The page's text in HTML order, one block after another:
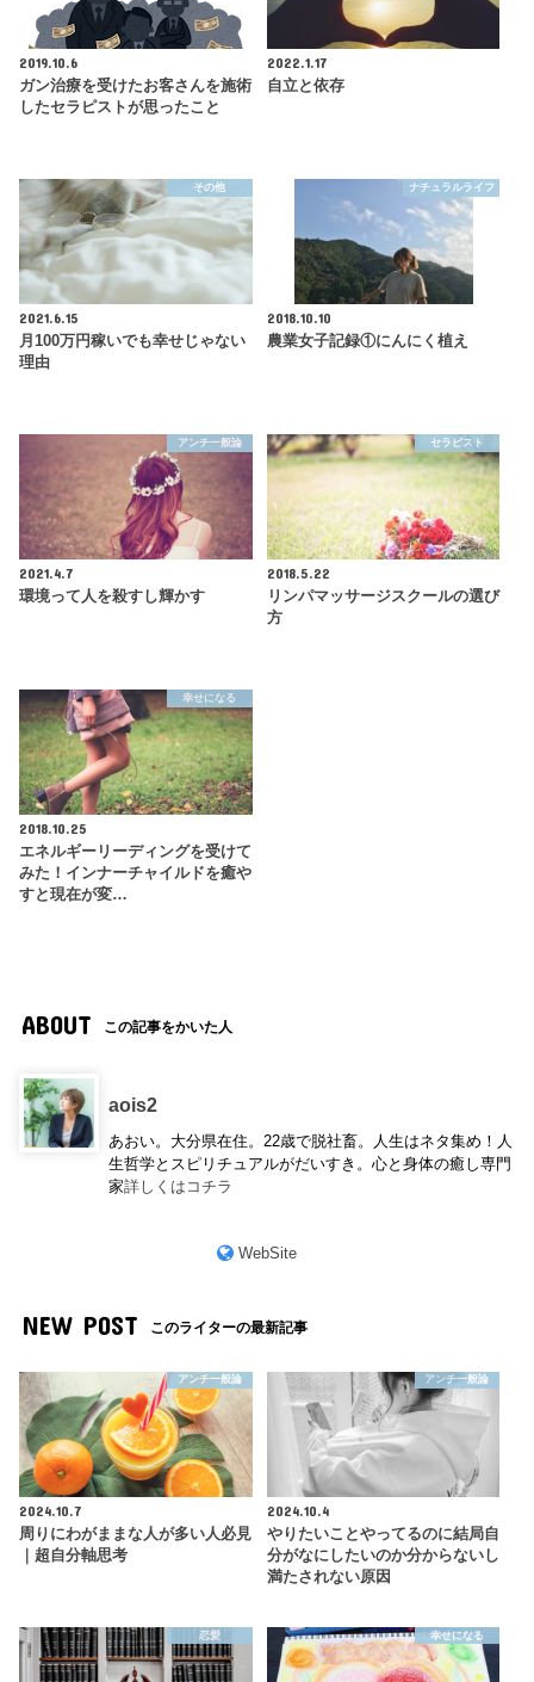
2019.10.6
ガン治療を受けたお客さんを施術
したセラピストが思ったこと
2022.1.17
自立と依存
その他
2021.6.15
月100万円稼いでも幸せじゃない
理由
ナチュラルライフ
2018.10.10
農業女子記録①にんにく植え
アンチ一般論
2021.4.7
環境って人を殺すし輝かす
セラピスト
2018.5.22
リンパマッサージスクールの選び
方
幸せになる
2018.10.25
エネルギーリーディングを受けて
みた！インナーチャイルドを癒や
すと現在が変…
ABOUT この記事をかいた人
aois2
あおい。大分県在住。22歳で脱社畜。人生はネタ集め！人
生哲学とスピリチュアルがだいすき。心と身体の癒し専門
家詳しくはコチラ
WebSite
NEW POST このライターの最新記事
アンチ一般論
2024.10.7
周りにわがままな人が多い人必見
｜超自分軸思考
アンチ一般論
2024.10.4
やりたいことやってるのに結局自
分がなにしたいのか分からないし
満たされない原因
恋愛 幸せになる